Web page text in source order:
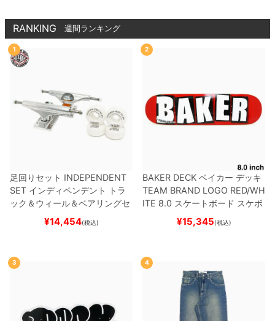
RANKING 週間ランキング
1
足回りセット INDEPENDENT
SET インディペンデント
トラ
ック＆ウィール＆ベアリングセ
（トリック用）
ード スケボー
¥14,454(税込)
2
BAKER DECK ベイカー デッキ
TEAM BRAND LOGO RED/WH
ITE 8.0 スケートボード スケボ
¥15,345(税込)
3 4